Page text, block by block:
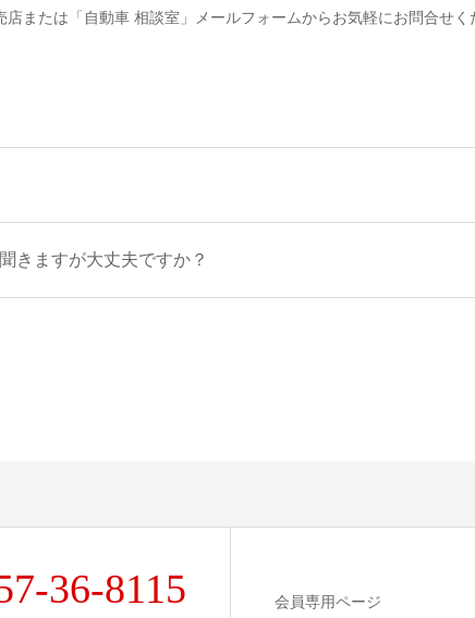
店または「自動車 相談室」メールフォームからお気軽にお問合せく
きますが大丈夫ですか？
36-8115 会員専用ページ